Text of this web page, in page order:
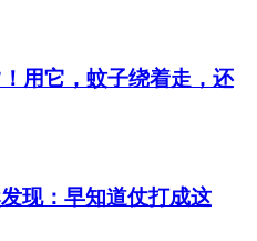
用它，蚊子绕着走，还
现：早知道仗打成这